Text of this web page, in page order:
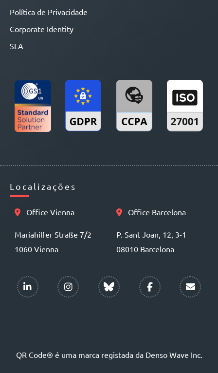
Política de Privacidade
Corporate Identity
SLA
Localizações
Office Vienna
Mariahilfer Straße 7/2
1060 Vienna
Office Barcelona
P. Sant Joan, 12, 3-1
08010 Barcelona
QR Code® é uma marca registada da Denso Wave Inc.